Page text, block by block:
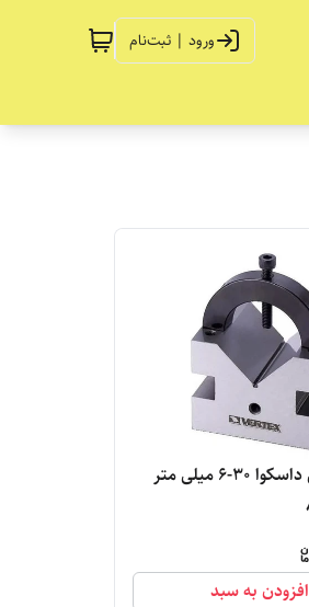
ورود | ثبت‌نام
وی بلوک کلمپی داسکوا 30-6 میلی متر
افزودن به سبد